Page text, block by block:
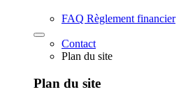
FAQ Règlement financier
Contact
Plan du site
Plan du site